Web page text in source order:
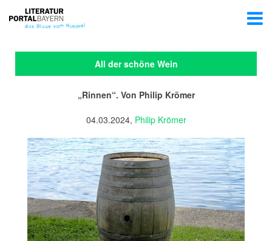
All der schöne Wein
„Rinnen“. Von Philip Krömer
04.03.2024, Philip Krömer